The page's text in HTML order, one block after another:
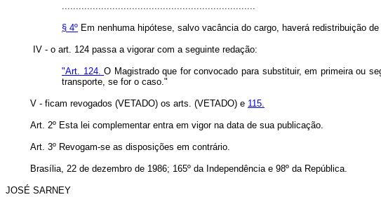
.....................................................................
§ 4º Em nenhuma hipótese, salvo vacância do cargo, haverá redistribuição
IV - o art. 124 passa a vigorar com a seguinte redação:
"Art. 124.O Magistrado que for convocado para substituir, em primeira ou
transporte, se for o caso."
V - ficam revogados (VETADO) os arts. (VETADO) e 115.
Art. 2º Esta lei complementar entra em vigor na data de sua publicação.
Art. 3º Revogam-se as disposições em contrário.
Brasília, 22 de dezembro de 1986; 165º da Independência e 98º da República.
JOSÉ SARNEY